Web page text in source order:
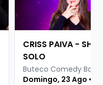
CRISS PAIVA -
SOLO
Domingo, 23 Ago •